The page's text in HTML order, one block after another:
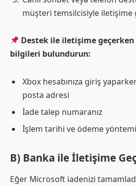
müşteri temsilcisiyle iletişime
Destek ile iletişime geçerken
bilgileri bulundurun:
Xbox hesabınıza giriş
posta adresi
İade talep numaranız
İşlem tarihi ve ödeme yöntemi
B) Banka ile İletişime
Eğer Microsoft iadenizi